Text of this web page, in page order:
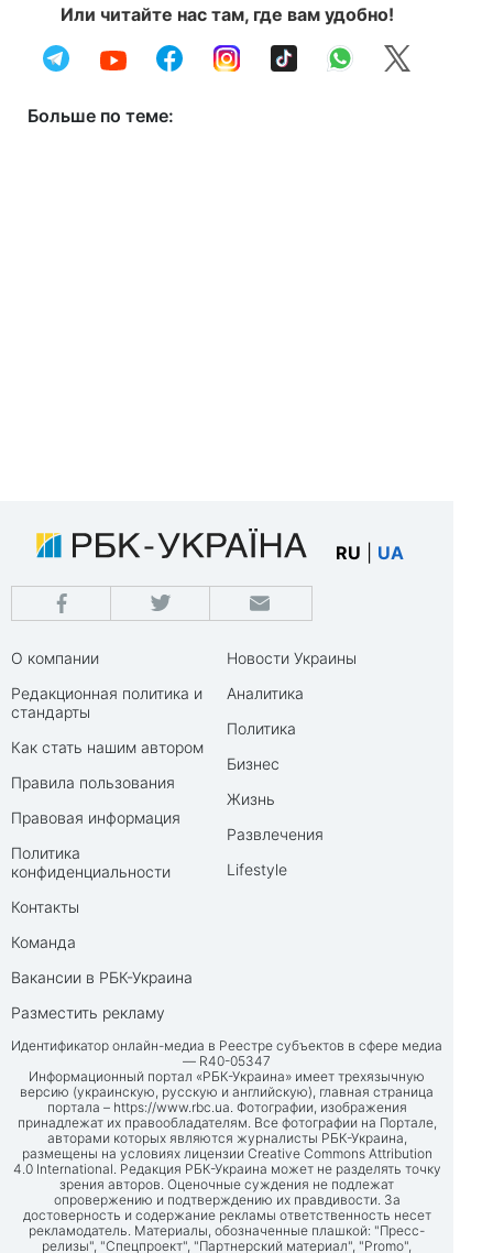
Или читайте нас там, где вам удобно!
Больше по теме:
RU UA
О компании
Редакционная политика и
стандарты
Как стать нашим автором
Правила пользования
Правовая информация
Политика
конфиденциальности
Контакты
Команда
Вакансии в РБК-Украина
Разместить рекламу
Новости Украины
Аналитика
Политика
Бизнес
Жизнь
Развлечения
Lifestyle
Идентификатор онлайн-медиа в Реестре субъектов в сфере медиа
— R40-05347
Информационный портал «РБК-Украина» имеет трехязычную
версию (украинскую, русскую и английскую), главная страница
портала – https://www.rbc.ua. Фотографии, изображения
принадлежат их правообладателям. Все фотографии на Портале,
авторами которых являются журналисты РБК-Украина,
размещены на условиях лицензии Creative Commons Attribution
4.0 International. Редакция РБК-Украина может не разделять точку
зрения авторов. Оценочные суждения не подлежат
опровержению и подтверждению их правдивости. За
достоверность и содержание рекламы ответственность несет
рекламодатель. Материалы, обозначенные плашкой: "Пресс-
релизы", "Спецпроект", "Партнерский материал", "Promo",